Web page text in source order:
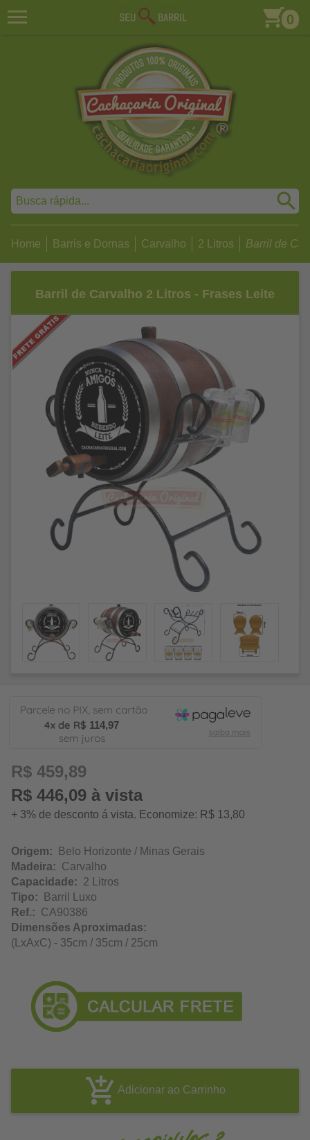
0
Home Barris e Dornas Carvalho 2 Litros Barril de
Barril de Carvalho 2 Litros - Frases Leite
114,97
R$ 459,89
R$ 446,09 à vista
+ 3% de desconto á vista. Economize: R$ 13,80
Origem: Belo Horizonte / Minas Gerais
Madeira: Carvalho
Capacidade: 2 Litros
Tipo: Barril Luxo
Ref.: CA90386
Dimensões Aproximadas:
(LxAxC) - 35cm / 35cm / 25cm
Adicionar ao Carrinho